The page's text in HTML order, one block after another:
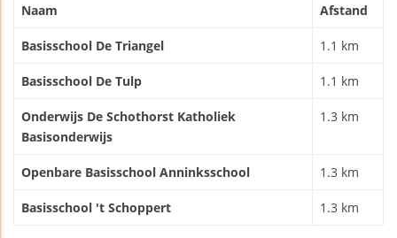
Naam Afstand
Basisschool De Triangel 1.1 km
Basisschool De Tulp 1.1 km
Onderwijs De Schothorst Katholiek
Basisonderwijs
1.3 km
Openbare Basisschool Anninksschool 1.3 km
Basisschool 't Schoppert 1.3 km